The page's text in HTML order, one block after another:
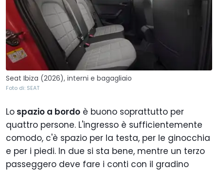
Seat Ibiza (2026), interni e bagagliaio
Foto di: SEAT
Lo spazio a bordo è buono soprattutto per
quattro persone. L'ingresso è sufficientemente
comodo, c'è spazio per la testa, per le ginocchia
e per i piedi. In due si sta bene, mentre un terzo
passeggero deve fare i conti con il gradino